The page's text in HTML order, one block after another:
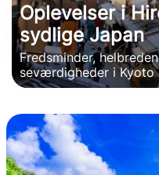
Oplevelser i
sydlige Japan
Fredsminder,
seværdigheder i Kyoto